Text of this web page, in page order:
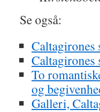
Se også:
To
og
Galleri,